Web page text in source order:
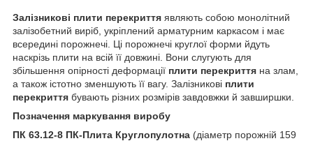
Залізникові плити перекриття являють собою монолітний
залізобетний виріб, укріплений арматурним каркасом і має
всередині порожнечі. Ці порожнечі круглої форми йдуть
наскрізь плити на всій її довжині. Вони слугують для
збільшення опірності деформації плити перекриття на злам,
а також істотно зменшують її вагу. Залізникові плити
перекриття бувають різних розмірів завдовжки й завширшки.
Позначення маркування виробу
ПК 63.12-8 ПК-Плита Круглопулотна (діаметр порожній 159